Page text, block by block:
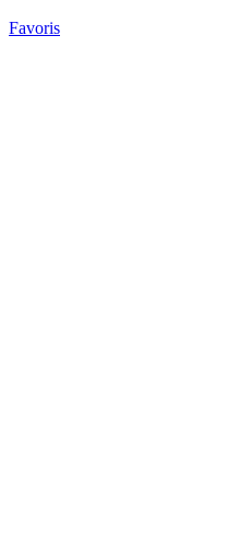
Favoris